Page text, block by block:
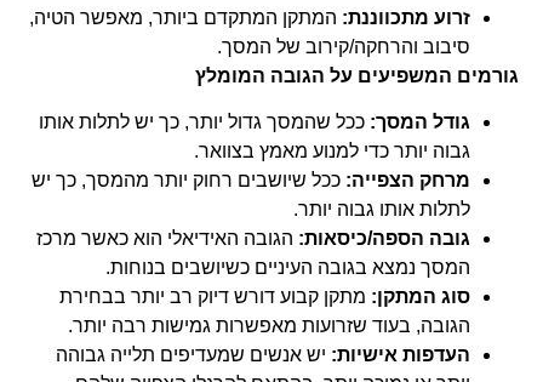
זרוע מתכווננת: המתקן המתקדם ביותר, מאפשר הטיה,
סיבוב והרחקה/קירוב של המסך.
גורמים המשפיעים על הגובה המומלץ
גודל המסך: ככל שהמסך גדול יותר, כך יש לתלות אותו
גבוה יותר כדי למנוע מאמץ בצוואר.
מרחק הצפייה: ככל שיושבים רחוק יותר מהמסך, כך יש
לתלות אותו גבוה יותר.
גובה הספה/כיסאות: הגובה האידיאלי הוא כאשר מרכז
המסך נמצא בגובה העיניים כשיושבים בנוחות.
סוג המתקן: מתקן קבוע דורש דיוק רב יותר בבחירת
הגובה, בעוד שזרועות מאפשרות גמישות רבה יותר.
העדפות אישיות: יש אנשים שמעדיפים תלייה גבוהה